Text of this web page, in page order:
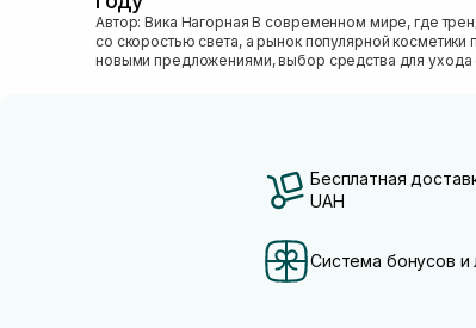
Автор: Вика Нагорная В современном мире, где тренды меняются
со скоростью света, а рынок популярной косметики
новыми предложениями, выбор средства для ухода
Бесплатная
UAH
Система бонусов и